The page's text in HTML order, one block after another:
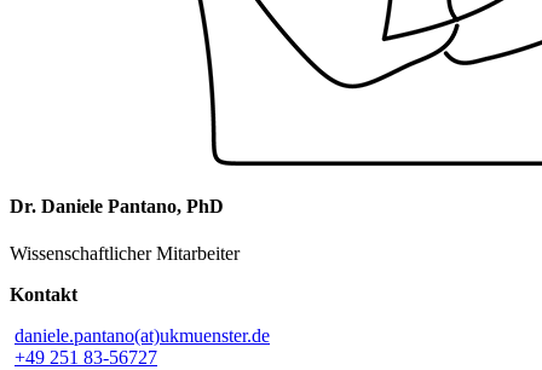
Dr. Daniele Pantano, PhD
Wissenschaftlicher Mitarbeiter
Kontakt
daniele.pantano(at)ukmuenster.de
+49 251 83-56727